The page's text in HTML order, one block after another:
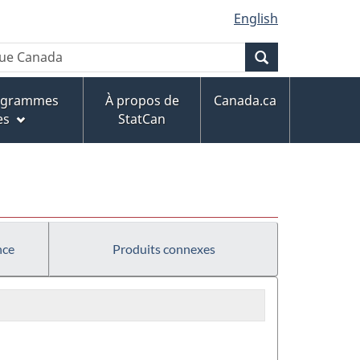
English
À propos de
StatCan
Canada.ca
Produits connexes